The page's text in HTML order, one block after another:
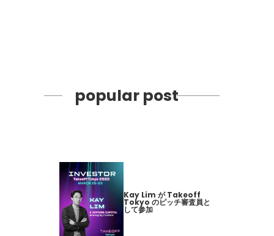
popular post
Kay Lim が Takeoff
Tokyo のピッチ審査員と
して参加